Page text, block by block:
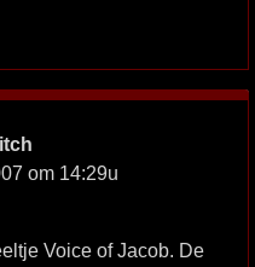
om 14:29u
Voice of Jacob. De